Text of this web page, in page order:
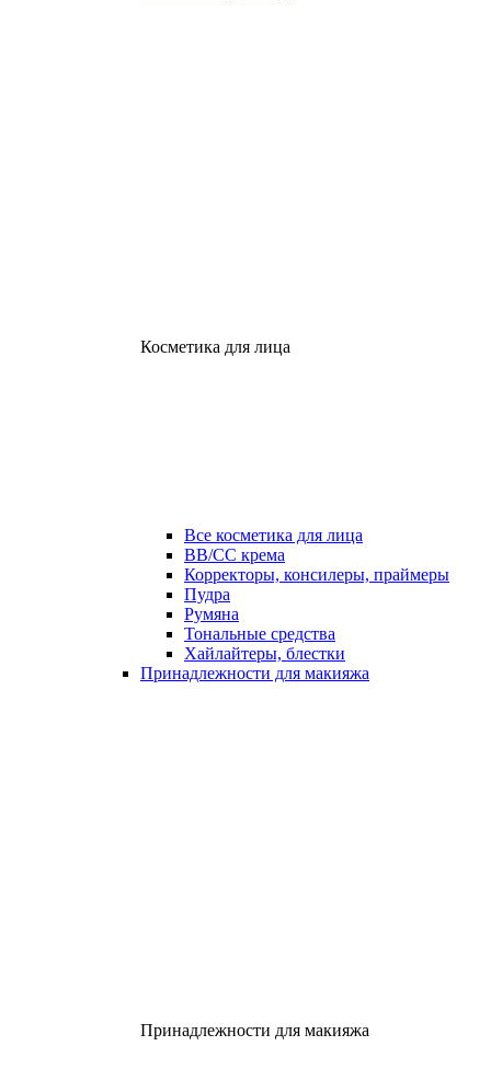
Косметика для лица
Все косметика для лица
ВВ/СС крема
Корректоры, консилеры, праймеры
Пудра
Румяна
Тональные средства
Хайлайтеры, блестки
Принадлежности для макияжа
Принадлежности для макияжа